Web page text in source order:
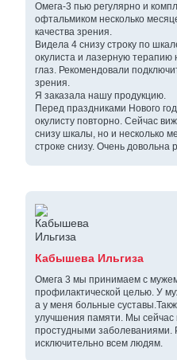
Омега-3 пью регулярно и
офтальмиком несколько
качества зрения.
Видела 4 снизу строку по
окулиста и лазерную терапию
глаз. Рекомендовали
зрения.
Я заказала нашу продукцию.
Перед праздниками Нового
окулисту повторно. Сейчас
снизу шкалы, но и несколько
строке снизу. Очень довольна
Кабышева Ильгиза
Омега 3 мы принимаем с
профилактической целью. У
а у меня больные
улучшения памяти. Мы сейчас
простудными заболеваниями.
исключительно всем людям.